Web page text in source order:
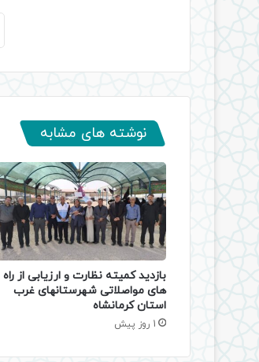
نوشته های مشابه
بازدید کمیته نظارت و ارزیابی از راه
های مواصلاتی شهرستانهای غرب
استان کرمانشاه
1 روز پیش